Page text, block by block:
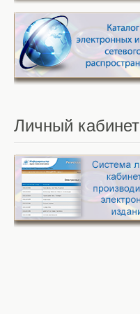
Личный кабинет